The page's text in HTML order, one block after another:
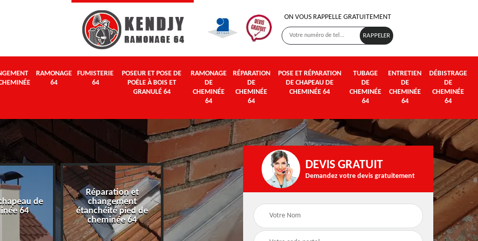
ON VOUS RAPPELLE GRATUITEMENT
RAMONAGE
64
FUMISTERIE
64
POSEUR ET POSE DE
POÊLE À BOIS ET
GRANULÉ 64
RAMONAGE
DE
CHEMINÉE
64
RÉPARATION
DE
CHEMINÉE
64
POSE ET RÉPARATION
DE CHAPEAU DE
CHEMINÉE 64
TUBAGE
DE
CHEMINÉE
64
ENTRETIEN
DE
CHEMINÉE
64
DÉBISTRAGE
DE
CHEMINÉE
64
de
64
Réparation et
changement
étanchéité pied de
cheminée 64
Ramonage 64 Fumisterie 64
Poseur et pose de
poêle à bois et
DEVIS GRATUIT
Demandez votre devis gratuitement